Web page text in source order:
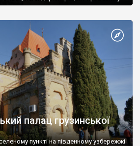
палац грузинської
пункті на південному узбережжі